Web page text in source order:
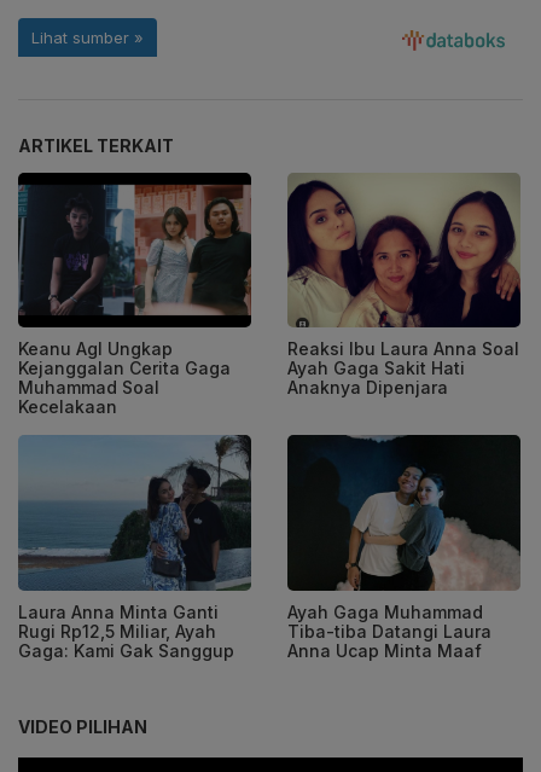
ARTIKEL TERKAIT
Keanu Agl Ungkap
Kejanggalan Cerita Gaga
Muhammad Soal
Kecelakaan
Reaksi Ibu Laura Anna Soal
Ayah Gaga Sakit Hati
Anaknya Dipenjara
Laura Anna Minta Ganti
Rugi Rp12,5 Miliar, Ayah
Gaga: Kami Gak Sanggup
Ayah Gaga Muhammad
Tiba-tiba Datangi Laura
Anna Ucap Minta Maaf
VIDEO PILIHAN